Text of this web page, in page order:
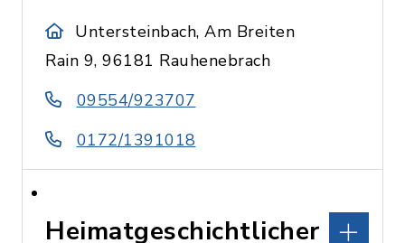
Untersteinbach, Am Breiten
Rain 9, 96181 Rauhenebrach
09554/923707
0172/1391018
Heimatgeschichtlicher